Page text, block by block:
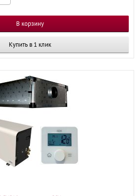
Купить в 1 клик